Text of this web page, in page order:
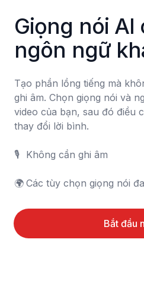
Giọng nói AI
ngôn ngữ
Tạo phần lồng tiếng mà
ghi âm. Chọn giọng nói và
video của bạn, sau đó điều
thay đổi lời bình.
🎙️	Không cần ghi âm
🌍	Các tùy chọn giọng nói
Bắt đầu